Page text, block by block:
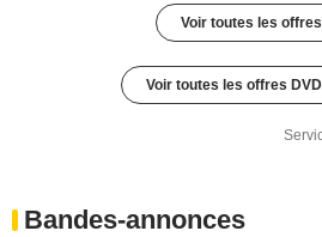
Voir toutes les
Voir toutes les offres
Bandes-annonces